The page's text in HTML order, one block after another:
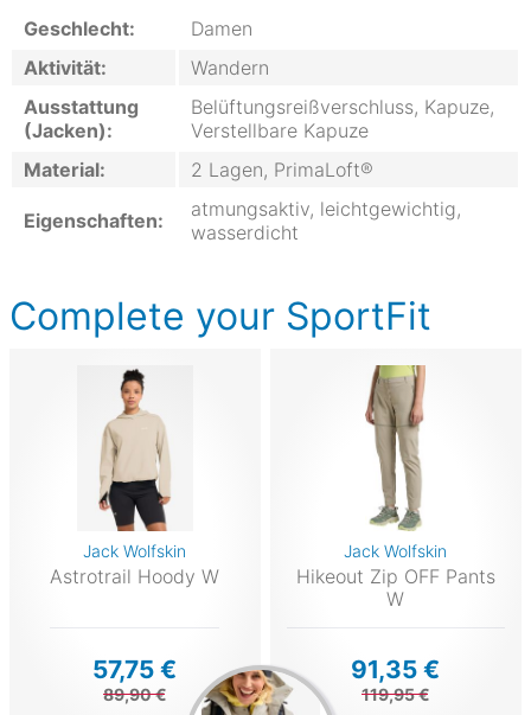
Geschlecht:
Damen
Aktivität:
Wandern
Ausstattung
(Jacken):
Belüftungsreißverschluss, Kapuze,
Verstellbare Kapuze
Material:
2 Lagen, PrimaLoft®
Eigenschaften:
atmungsaktiv, leichtgewichtig,
wasserdicht
Complete your SportFit
Jack Wolfskin
Astrotrail Hoody W
57,75 €
89,90 €
Jack Wolfskin
Hikeout Zip OFF Pants
W
91,35 €
119,95 €